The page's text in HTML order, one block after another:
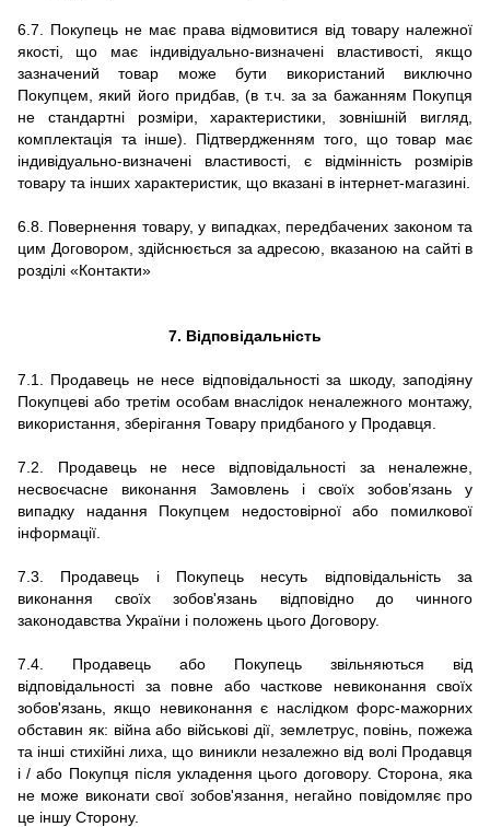
6.7.
Покупець не має права відмовитися від товару належної
якості, що має індивідуально-визначені властивості, якщо
зазначений товар може бути використаний виключно
Покупцем, який його придбав, (в т.ч. за за бажанням Покупця
не стандартні розміри, характеристики, зовнішній вигляд,
комплектація та інше).
Підтвердженням того, що товар має
індивідуально-визначені властивості, є відмінність розмірів
товару та інших характеристик, що вказані в інтернет-магазині.
6.8. Повернення товару, у випадках, передбачених законом та
цим Договором, здійснюється за адресою, вказаною на сайті в
розділі «Контакти»
7. Відповідальність
7.1.
Продавець не несе відповідальності за шкоду, заподіяну
Покупцеві або третім особам внаслідок неналежного монтажу,
використання, зберігання Товару придбаного у Продавця.
7.2.
Продавець не несе відповідальності за неналежне,
несвоєчасне виконання Замовлень і своїх зобов’язань у
випадку надання Покупцем недостовірної або помилкової
інформації.
7.3.
Продавець і Покупець несуть відповідальність за
виконання своїх зобов'язань відповідно до чинного
законодавства України і положень цього Договору.
7.4.
Продавець або Покупець звільняються від
відповідальності за повне або часткове невиконання своїх
зобов'язань, якщо невиконання є наслідком форс-мажорних
обставин як: війна або військові дії, землетрус, повінь, пожежа
та інші стихійні лиха, що виникли незалежно від волі Продавця
і / або Покупця після укладення цього договору. Сторона, яка
не може виконати свої зобов'язання, негайно повідомляє про
це іншу Сторону.